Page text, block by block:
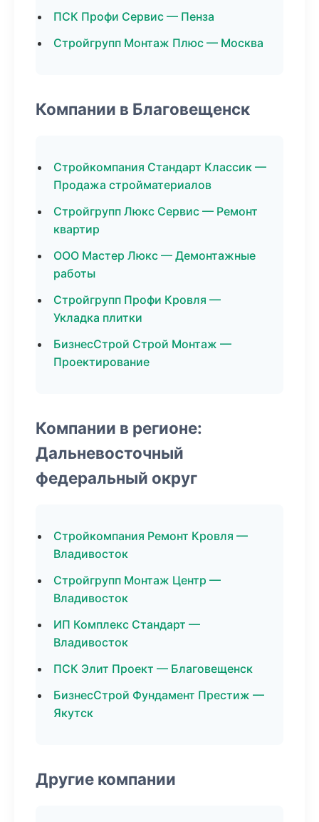
ПСК Профи Сервис — Пенза
Стройгрупп Монтаж Плюс — Москва
Компании в Благовещенск
Стройкомпания Стандарт Классик —
Продажа стройматериалов
Стройгрупп Люкс Сервис — Ремонт
квартир
ООО Мастер Люкс — Демонтажные
работы
Стройгрупп Профи Кровля —
Укладка плитки
БизнесСтрой Строй Монтаж —
Проектирование
Компании в регионе:
Дальневосточный
федеральный округ
Стройкомпания Ремонт Кровля —
Владивосток
Стройгрупп Монтаж Центр —
Владивосток
ИП Комплекс Стандарт —
Владивосток
ПСК Элит Проект — Благовещенск
БизнесСтрой Фундамент Престиж —
Якутск
Другие компании